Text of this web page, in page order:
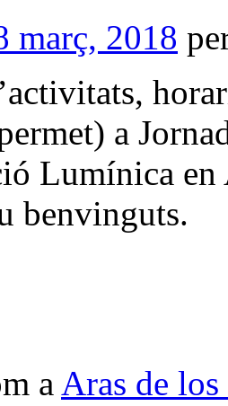
març, 2018
a
Lumínica
benvinguts.
a Aras de